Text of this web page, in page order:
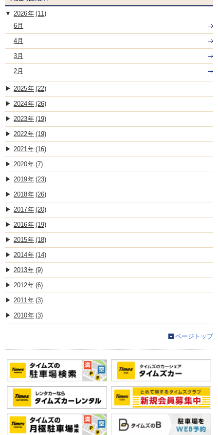
2026
(11)
6月
4月
3月
2月
2025 (22)
2024 (26)
2023 (19)
2022 (19)
2021 (16)
2020 (7)
2019 (23)
2018 (26)
2017 (20)
2016 (19)
2015 (18)
2014 (14)
2013 (9)
2012 (6)
2011 (3)
2010 (3)
ページトップ